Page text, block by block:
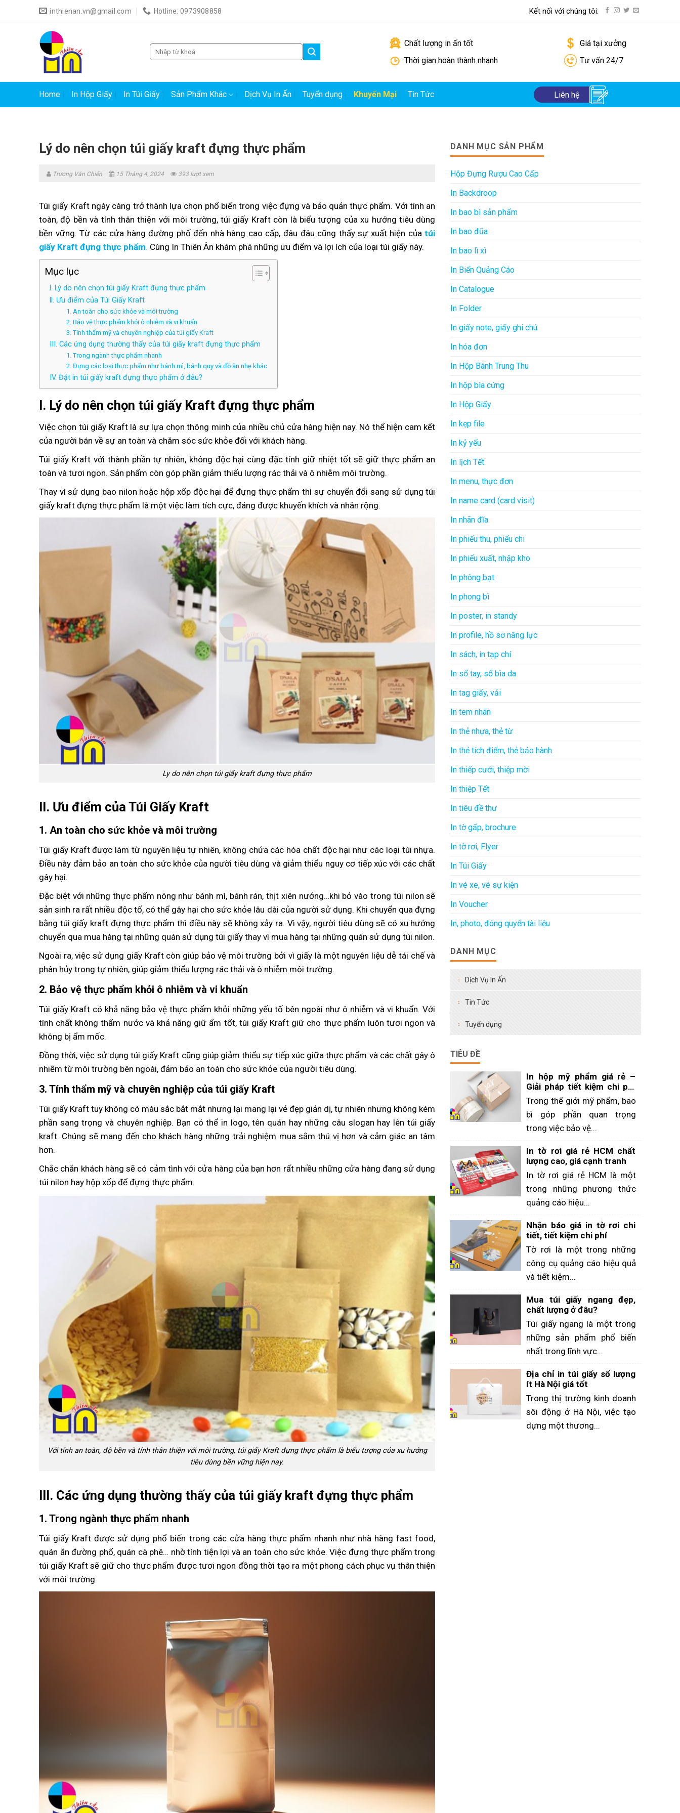
inthienan.vn@gmail.com Hotline: 0973908858 Kết nối với chúng tôi:
Tìm
kiếm:
Chất lượng in ấn tốt
Giá tại xưởng
Thời gian hoàn thành nhanh
Tư vấn 24/7
Home In Hộp Giấy In Túi Giấy Sản Phẩm Khác Dịch Vụ In Ấn Tuyển dụng Khuyến Mại Tin Tức Liên hệ
Lý do nên chọn túi giấy kraft đựng thực phẩm
Trương Văn Chiến 15 Tháng 4, 2024 393 lượt xem
Túi giấy Kraft ngày càng trở thành lựa chọn phổ biến trong việc đựng và bảo quản thực phẩm. Với tính an
toàn, độ bền và tính thân thiện với môi trường, túi giấy Kraft còn là biểu tượng của xu hướng tiêu dùng
bền vững. Từ các cửa hàng đường phố đến nhà hàng cao cấp, đâu đâu cũng thấy sự xuất hiện củatúi
giấy Kraft đựng thực phẩm. Cùng In Thiên Ân khám phá những ưu điểm và lợi ích của loại túi giấy này.
Mục lục
l. Lý do nên chọn túi giấy Kraft đựng thực phẩm
ll. Ưu điểm của Túi Giấy Kraft
1. An toàn cho sức khỏe và môi trường
2. Bảo vệ thực phẩm khỏi ô nhiễm và vi khuẩn
3. Tính thẩm mỹ và chuyên nghiệp của túi giấy Kraft
III. Các ứng dụng thường thấy của túi giấy kraft đựng thực phẩm
1. Trong ngành thực phẩm nhanh
2. Đựng các loại thực phẩm như bánh mì, bánh quy và đồ ăn nhẹ khác
IV. Đặt in túi giấy kraft đựng thực phẩm ở đâu?
l. Lý do nên chọn túi giấy Kraft đựng thực phẩm
Việc chọn túi giấy Kraft là sự lựa chọn thông minh của nhiều chủ cửa hàng hiện nay. Nó thể hiện cam kết
của người bán về sự an toàn và chăm sóc sức khỏe đối với khách hàng.
Túi giấy Kraft với thành phần tự nhiên, không độc hại cùng đặc tính giữ nhiệt tốt sẽ giữ thực phẩm an
toàn và tươi ngon. Sản phẩm còn góp phần giảm thiểu lượng rác thải và ô nhiễm môi trường.
Thay vì sử dụng bao nilon hoặc hộp xốp độc hại để đựng thực phẩm thì sự chuyển đổi sang sử dụng túi
giấy kraft đựng thực phẩm là một việc làm tích cực, đáng được khuyến khích và nhân rộng.
Ly do nên chọn túi giấy kraft đựng thực phẩm
ll. Ưu điểm của Túi Giấy Kraft
1. An toàn cho sức khỏe và môi trường
Túi giấy Kraft được làm từ nguyên liệu tự nhiên, không chứa các hóa chất độc hại như các loại túi nhựa.
Điều này đảm bảo an toàn cho sức khỏe của người tiêu dùng và giảm thiểu nguy cơ tiếp xúc với các chất
gây hại.
Đặc biệt với những thực phẩm nóng như bánh mì, bánh rán, thịt xiên nướng…khi bỏ vào trong túi nilon sẽ
sản sinh ra rất nhiều độc tố, có thể gây hại cho sức khỏe lâu dài của người sử dụng. Khi chuyển qua đựng
bằng túi giấy kraft đựng thực phẩm thì điều này sẽ không xảy ra. Vì vậy, người tiêu dùng sẽ có xu hướng
chuyển qua mua hàng tại những quán sử dụng túi giấy thay vì mua hàng tại những quán sử dụng túi nilon.
Ngoài ra, việc sử dụng giấy Kraft còn giúp bảo vệ môi trường bởi vì giấy là một nguyên liệu dễ tái chế và
phân hủy trong tự nhiên, giúp giảm thiểu lượng rác thải và ô nhiễm môi trường.
2. Bảo vệ thực phẩm khỏi ô nhiễm và vi khuẩn
Túi giấy Kraft có khả năng bảo vệ thực phẩm khỏi những yếu tố bên ngoài như ô nhiễm và vi khuẩn. Với
tính chất không thấm nước và khả năng giữ ẩm tốt, túi giấy Kraft giữ cho thực phẩm luôn tươi ngon và
không bị ẩm mốc.
Đồng thời, việc sử dụng túi giấy Kraft cũng giúp giảm thiểu sự tiếp xúc giữa thực phẩm và các chất gây ô
nhiễm từ môi trường bên ngoài, đảm bảo an toàn cho sức khỏe của người tiêu dùng.
3. Tính thẩm mỹ và chuyên nghiệp của túi giấy Kraft
Túi giấy Kraft tuy không có màu sắc bắt mắt nhưng lại mang lại vẻ đẹp giản dị, tự nhiên nhưng không kém
phần sang trọng và chuyên nghiệp. Bạn có thể in logo, tên quán hay những câu slogan hay lên túi giấy
kraft. Chúng sẽ mang đến cho khách hàng những trải nghiệm mua sắm thú vị hơn và cảm giác an tâm
hơn.
Chắc chắn khách hàng sẽ có cảm tình với cửa hàng của bạn hơn rất nhiều những cửa hàng đang sử dụng
túi nilon hay hộp xốp để đựng thực phẩm.
Với tính an toàn, độ bền và tính thân thiện với môi trường, túi giấy Kraft đựng thực phẩm là biểu tượng của xu hướng
tiêu dùng bền vững hiện nay.
III. Các ứng dụng thường thấy của túi giấy kraft đựng thực phẩm
1. Trong ngành thực phẩm nhanh
Túi giấy Kraft được sử dụng phổ biến trong các cửa hàng thực phẩm nhanh như nhà hàng fast food,
quán ăn đường phố, quán cà phê… nhờ tính tiện lợi và an toàn cho sức khỏe. Việc đựng thực phẩm trong
túi giấy Kraft sẽ giữ cho thực phẩm được tươi ngon đồng thời tạo ra một phong cách phục vụ thân thiện
với môi trường.
DANH MỤC SẢN PHẨM
Hộp Đựng Rượu Cao Cấp
In Backdroop
In bao bì sản phẩm
In bao đũa
In bao lì xì
In Biển Quảng Cáo
In Catalogue
In Folder
In giấy note, giấy ghi chú
In hóa đơn
In Hộp Bánh Trung Thu
In hộp bìa cứng
In Hộp Giấy
In kẹp file
In kỷ yếu
In lịch Tết
In menu, thực đơn
In name card (card visit)
In nhãn đĩa
In phiếu thu, phiếu chi
In phiếu xuất, nhập kho
In phông bạt
In phong bì
In poster, in standy
In profile, hồ sơ năng lực
In sách, in tạp chí
In sổ tay, sổ bìa da
In tag giấy, vải
In tem nhãn
In thẻ nhựa, thẻ từ
In thẻ tích điểm, thẻ bảo hành
In thiếp cưới, thiệp mời
In thiệp Tết
In tiêu đề thư
In tờ gấp, brochure
In tờ rơi, Flyer
In Túi Giấy
In vé xe, vé sự kiện
In Voucher
In, photo, đóng quyển tài liệu
DANH MỤC
Dịch Vụ In Ấn
Tin Tức
Tuyển dụng
TIÊU ĐỀ
In hộp mỹ phẩm giá rẻ –
Giải pháp tiết kiệm chi phí
cho doanh nghiệp
Trong thế giới mỹ phẩm, bao
bì góp phần quan trọng
trong việc bảo vệ...
In tờ rơi giá rẻ HCM chất
lượng cao, giá cạnh tranh
In tờ rơi giá rẻ HCM là một
trong những phương thức
quảng cáo hiệu...
Nhận báo giá in tờ rơi chi
tiết, tiết kiệm chi phí
Tờ rơi là một trong những
công cụ quảng cáo hiệu quả
và tiết kiệm...
Mua túi giấy ngang đẹp,
chất lượng ở đâu?
Túi giấy ngang là một trong
những sản phẩm phổ biến
nhất trong lĩnh vực...
Địa chỉ in túi giấy số lượng
ít Hà Nội giá tốt
Trong thị trường kinh doanh
sôi động ở Hà Nội, việc tạo
dựng một thương...